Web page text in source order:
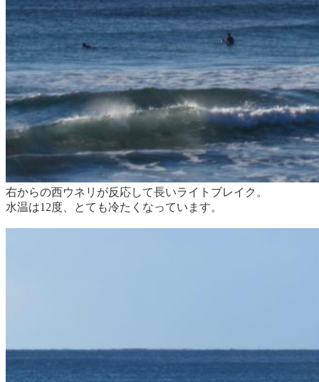
右からの西ウネリが反応して長いライトブレイク。
水温は12度、とても冷たくなっています。